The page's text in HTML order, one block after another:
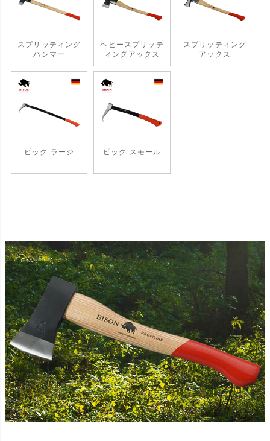
スプリッティング
ハンマー
ヘビースプリッテ
ィングアックス
スプリッティング
アックス
ピック ラージ ピック スモール